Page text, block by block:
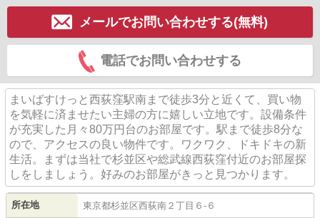
メールでお問い合わせする(無料)
電話でお問い合わせする
まいばすけっと西荻窪駅南まで徒歩3分と近くて、買い物
を気軽に済ませたい主婦の方に嬉しい立地です。設備条件
が充実した月々80万円台のお部屋です。駅まで徒歩8分な
ので、アクセスの良い物件です。ワクワク、ドキドキの新
生活。まずは当社で杉並区や総武線西荻窪付近のお部屋探
しをしましょう。好みのお部屋がきっと見つかります。
所在地 東京都杉並区西荻南 ２丁目６-６